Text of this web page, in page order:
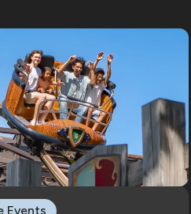
Events